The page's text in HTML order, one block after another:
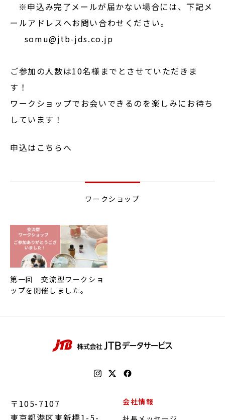
※申込み完了メールが届かない場合には、下記メ
ールアドレスへお問い合わせください。
somu@jtb-jds.co.jp
ご参加の人数は10名様までとさせていただきま
す！
ワークショップでお会いできるのを楽しみにお待ち
しています！
申込はこちらへ
ワークショップ
第一回 交流型ワークショ
ップを開催しました。
〒105-7107
東京都港区東新橋1-5-
会社情報